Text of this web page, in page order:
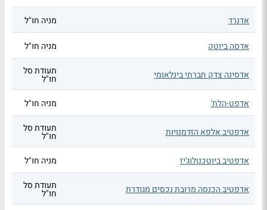
אדנרד מניה חו"ל
אדסה ביוטק מניה חו"ל
אדסינה צדק חברתי בינלאומי תעודת סל
חו"ל
אדפט-הלת'
מניה חו"ל
אדפטיב אלפא הזדמנויות תעודת סל
חו"ל
אדפטיב ביוטכנולוג'יז
מניה חו"ל
אדפטיב הכנסה מרובת נכסים מגודרת תעודת סל
חו"ל